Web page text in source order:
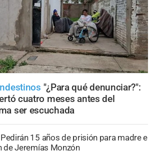
"¿Para qué denunciar?":
cuatro meses antes del
ser escuchada
Pedirán 15 años de prisión para madre e
de Jeremías Monzón